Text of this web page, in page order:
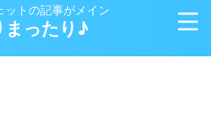
ットの記事がメイン
まったり♪